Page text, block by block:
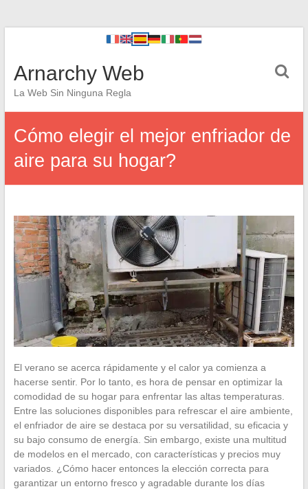
Arnarchy Web
La Web Sin Ninguna Regla
Cómo elegir el mejor enfriador de
aire para su hogar?
El verano se acerca rápidamente y el calor ya comienza a
hacerse sentir. Por lo tanto, es hora de pensar en optimizar la
comodidad de su hogar para enfrentar las altas temperaturas.
Entre las soluciones disponibles para refrescar el aire ambiente,
el enfriador de aire se destaca por su versatilidad, su eficacia y
su bajo consumo de energía. Sin embargo, existe una multitud
de modelos en el mercado, con características y precios muy
variados. ¿Cómo hacer entonces la elección correcta para
garantizar un entorno fresco y agradable durante los días